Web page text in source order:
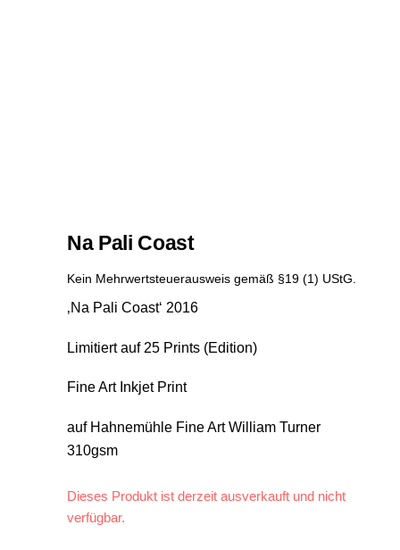
Na Pali Coast
Kein Mehrwertsteuerausweis gemäß §19 (1) UStG.
‚Na Pali Coast‘ 2016
Limitiert auf 25 Prints (Edition)
Fine Art Inkjet Print
auf Hahnemühle Fine Art William Turner
310gsm
Dieses Produkt ist derzeit ausverkauft und nicht
verfügbar.